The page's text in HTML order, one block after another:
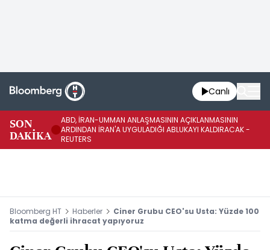
Canlı
SON
DAKİKA
ABD, İRAN-UMMAN ANLAŞMASININ AÇIKLANMASININ
ARDINDAN İRAN'A UYGULADIĞI ABLUKAYI KALDIRACAK -
REUTERS
Bloomberg HT Haberler
Ciner Grubu CEO'su Usta: Yüzde 100
katma değerli ihracat yapıyoruz